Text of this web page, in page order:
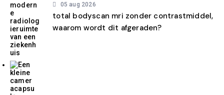
05 aug 2026
total bodyscan mri zonder contrastmiddel,
waarom wordt dit afgeraden?